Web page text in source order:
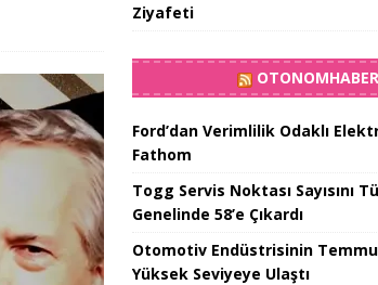
Ziyafeti
OTONOMHABER
Ford’dan Verimlilik Odaklı
Fathom
Togg Servis Noktası Sayısını
Genelinde 58’e Çıkardı
Otomotiv Endüstrisinin
Yüksek Seviyeye Ulaştı